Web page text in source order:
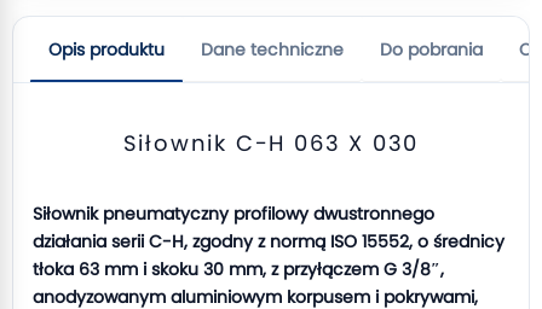
Opis produktu Dane techniczne Do pobrania
Siłownik C-H 063 X 030
Siłownik pneumatyczny profilowy dwustronnego
działania serii C-H, zgodny z normą ISO 15552, o średnicy
tłoka 63 mm i skoku 30 mm, z przyłączem G 3/8″,
anodyzowanym aluminiowym korpusem i pokrywami,